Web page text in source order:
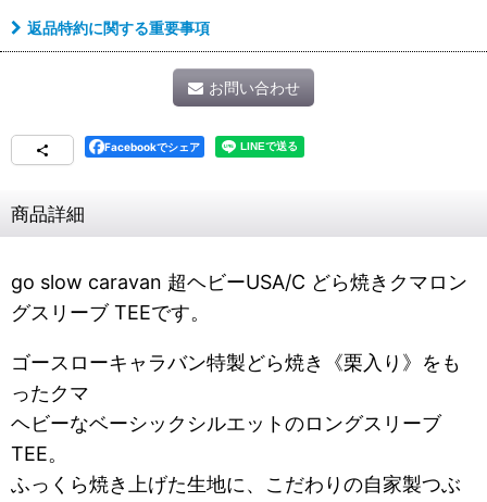
返品特約に関する重要事項
お問い合わせ
Facebookでシェア
商品詳細
go slow caravan 超ヘビーUSA/C どら焼きクマロン
グスリーブ TEEです。
ゴースローキャラバン特製どら焼き《栗入り》をも
ったクマ
ヘビーなベーシックシルエットのロングスリーブ
TEE。
ふっくら焼き上げた生地に、こだわりの自家製つぶ